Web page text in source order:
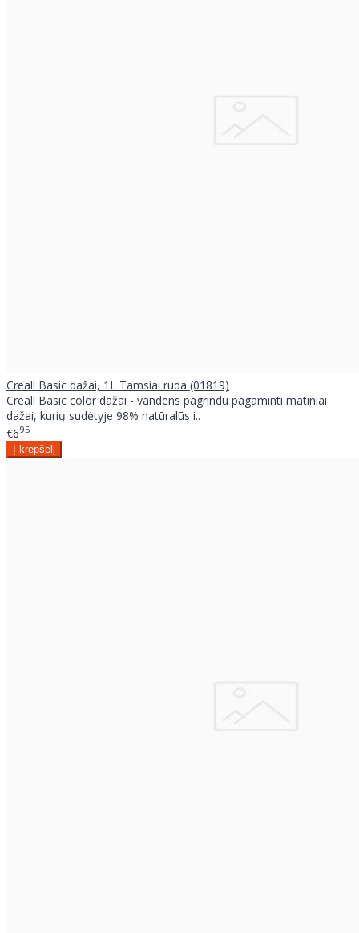
Creall Basic dažai, 1L Tamsiai ruda (01819)
Creall Basic color dažai - vandens pagrindu pagaminti matiniai
dažai, kurių sudėtyje 98% natūralūs i..
€695